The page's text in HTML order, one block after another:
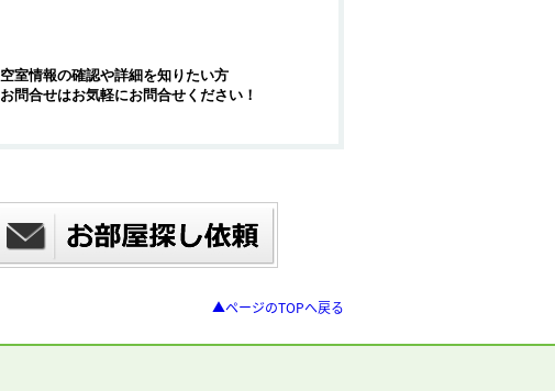
空室情報の確認や詳細を知りたい方
お問合せはお気軽にお問合せください！
▲ページのTOPへ戻る